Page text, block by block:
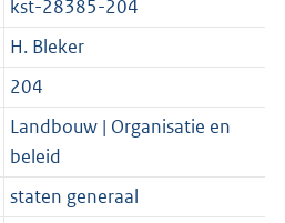
kst-28385-204
H. Bleker
204
Landbouw | Organisatie en
beleid
staten generaal